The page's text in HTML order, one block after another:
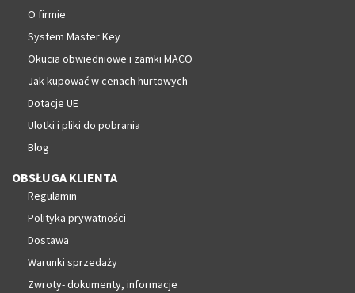
O firmie
System Master Key
Okucia obwiedniowe i zamki MACO
Jak kupować w cenach hurtowych
Dotacje UE
Ulotki i pliki do pobrania
Blog
OBSŁUGA KLIENTA
Regulamin
Polityka prywatności
Dostawa
Warunki sprzedaży
Zwroty- dokumenty, informacje